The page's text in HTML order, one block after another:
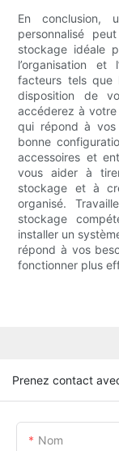
En conclusion,
personnalisé
stockage idéale
l’organisation
facteurs tels que
disposition de
accéderez à
qui répond à vos
bonne
accessoires et
vous aider à
stockage et à
organisé.
stockage
installer un
répond à vos
fonctionner plus
Prenez contact
Nom